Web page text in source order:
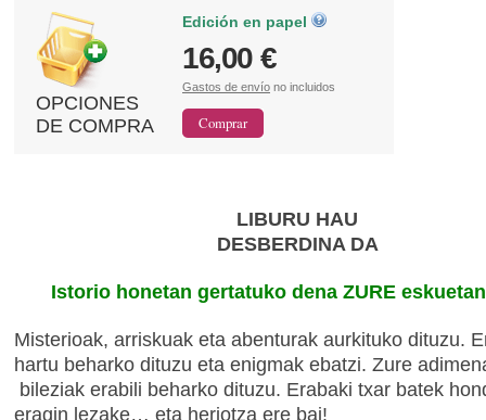
OPCIONES
DE COMPRA
Edición en papel
16,00 €
Gastos de envío no incluidos
LIBURU HAU
DESBERDINA DA
Istorio honetan gertatuko dena ZURE
Misterioak, arriskuak eta abenturak aurkituko dituzu.
hartu beharko dituzu eta enigmak ebatzi. Zure
bileziak erabili beharko dituzu. Erabaki txar batek
eragin lezake… eta heriotza ere bai!